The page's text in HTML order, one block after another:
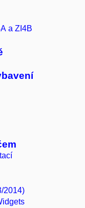
a ZI4B
2014)